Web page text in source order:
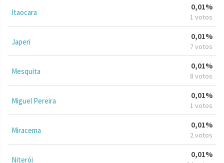
Itaocara
0,01%
1 votos
Japeri
0,01%
7 votos
Mesquita
0,01%
8 votos
Miguel Pereira
0,01%
1 votos
Miracema
0,01%
2 votos
Niterói
0,01%